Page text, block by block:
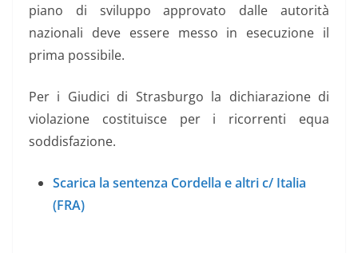
piano di sviluppo approvato dalle autorità
nazionali deve essere messo in esecuzione il
prima possibile.
Per i Giudici di Strasburgo la dichiarazione di
violazione costituisce per i ricorrenti equa
soddisfazione.
Scarica la sentenza Cordella e altri c/ Italia
(FRA)